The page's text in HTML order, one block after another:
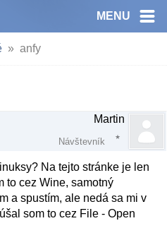
MENU
anfy
Martin
Návštevník
Na tejto stránke je len
to cez Wine, samotný
a spustím, ale nedá sa mi v
som to cez File - Open